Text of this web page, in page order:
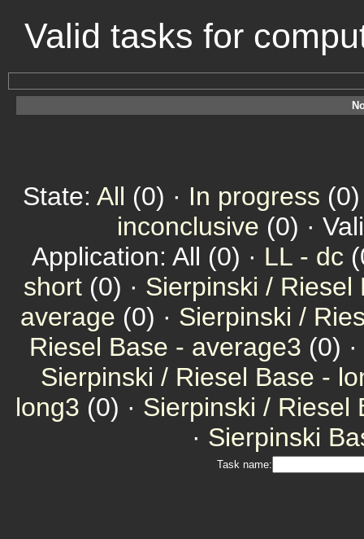
Valid tasks for
State: All (0) · In progress
inconclusive (0) ·
Application: All (0) · LL - dc
short (0) · Sierpinski / Riesel
average (0) · Sierpinski /
Riesel Base - average3 (0) ·
Sierpinski / Riesel Base -
long3 (0) · Sierpinski / Riesel
· Sierpinski
Task name: